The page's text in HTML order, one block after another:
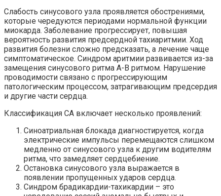
Слабость синусового узла проявляется обострениями,
которые чередуются периодами нормальной функции
миокарда. Заболевание прогрессирует, повышая
вероятность развития предсердной тахиаритмии. Ход
развития болезни сложно предсказать, а лечение чаще
симптоматическое. Синдром аритмии развивается из-за
замещения синусового ритма А-В ритмом. Нарушение
проводимости связано с прогрессирующим
патологическим процессом, затрагивающим предсердия
и другие части сердца.
Классификация СА включает несколько проявлений:
Синоатриальная блокада диагностируется, когда
электрические импульсы перемещаются слишком
медленно от синусового узла к другим водителям
ритма, что замедляет сердцебиение.
Остановка синусового узла выражается в
появлении пропущенных ударов сердца.
Синдром брадикардии-тахикардии – это